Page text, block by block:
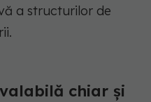
a structurilor de
chiar și